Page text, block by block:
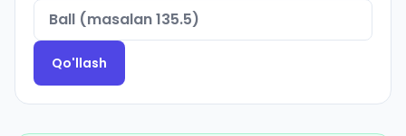
Qo'llash